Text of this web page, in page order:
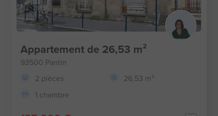
Appartement de 26,53 m²
93500 Pantin
2 pièces
26,53 m²
1 chambre